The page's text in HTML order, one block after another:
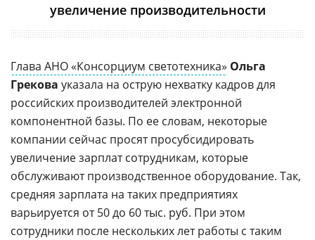
увеличение производительности
Глава АНО «Консорциум светотехника» Ольга
Грекова указала на острую нехватку кадров для
российских производителей электронной
компонентной базы. По ее словам, некоторые
компании сейчас просят просубсидировать
увеличение зарплат сотрудникам, которые
обслуживают производственное оборудование. Так,
средняя зарплата на таких предприятиях
варьируется от 50 до 60 тыс. руб. При этом
сотрудники после нескольких лет работы с таким